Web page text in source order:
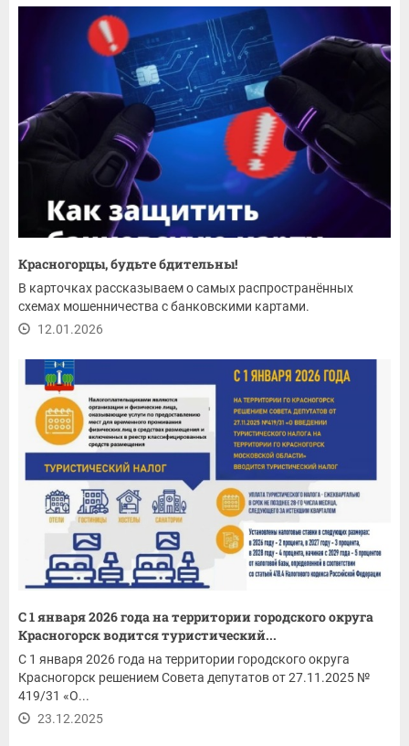
Красногорцы, будьте бдительны!
В карточках рассказываем о самых распространённых
схемах мошенничества с банковскими картами.
12.01.2026
С 1 января 2026 года на территории городского округа
Красногорск водится туристический...
С 1 января 2026 года на территории городского округа
Красногорск решением Совета депутатов от 27.11.2025 №
419/31 «О...
23.12.2025